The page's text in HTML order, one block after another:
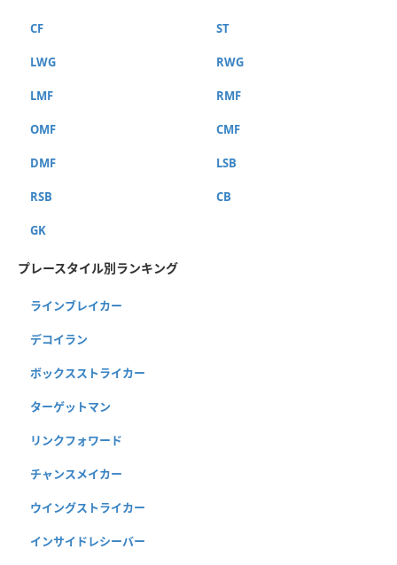
CF ST
LWG RWG
LMF RMF
OMF CMF
DMF LSB
RSB CB
GK
プレースタイル別ランキング
ラインブレイカー
デコイラン
ボックスストライカー
ターゲットマン
リンクフォワード
チャンスメイカー
ウイングストライカー
インサイドレシーバー